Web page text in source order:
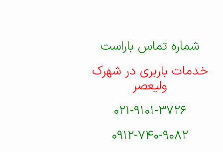
شماره تماس باراست
خدمات باربری در شهرک
ولیعصر
۰۲۱-۹۱۰۱-۳۷۲۶
۰۹۱۲-۷۴۰-۹۰۸۲